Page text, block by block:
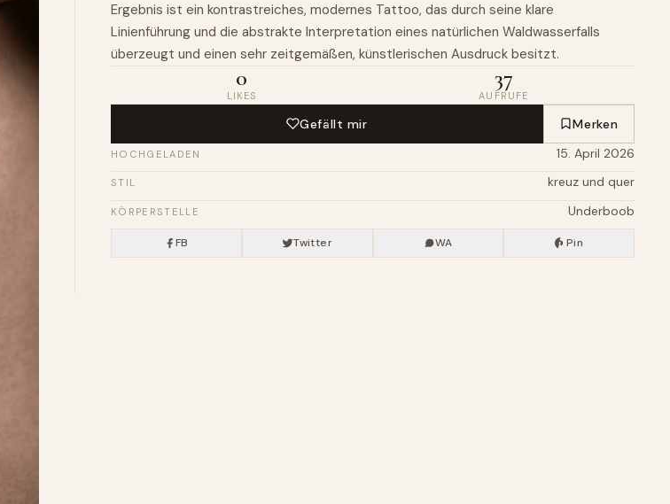
Ergebnis ist ein kontrastreiches, modernes Tattoo, das durch seine klare
Linienführung und die abstrakte Interpretation eines natürlichen Waldwasserfalls
überzeugt und einen sehr zeitgemäßen, künstlerischen Ausdruck besitzt.
0
LIKES
37
AUFRUFE
Gefällt mir Merken
HOCHGELADEN 15. April 2026
STIL kreuz und quer
KÖRPERSTELLE Underboob
FB Twitter WA Pin